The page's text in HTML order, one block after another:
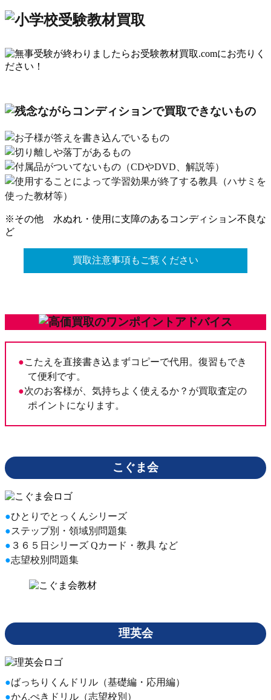
※その他 水ぬれ・使用に支障のあるコンディション不良な
ど
買取注意事項もご覧ください
こたえを直接書き込まずコピーで代用。復習もでき
て便利です。
次のお客様が、気持ちよく使えるか？が買取査定の
ポイントになります。
こぐま会
ひとりでとっくんシリーズ
ステップ別・領域別問題集
３６５日シリーズ Qカード・教具 など
志望校別問題集
理英会
ばっちりくんドリル（基礎編・応用編）
かんぺきドリル（志望校別）